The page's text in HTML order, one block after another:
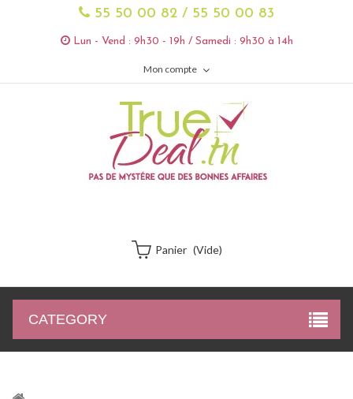
55 50 00 82 / 55 50 00 83
Lun - Vend : 9h30 - 19h / Samedi : 9h30 à 14h
Mon compte
Panier (vide)
CATEGORY